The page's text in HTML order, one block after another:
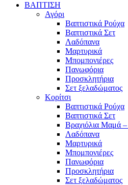
ΒΑΠΤΙΣΗ
Αγόρι
Βαπτιστικά Ρούχα
Βαπτιστικά Σετ
Λαδόπανα
Μαρτυρικά
Μπομπονιέρες
Πανωφόρια
Προσκλητήρια
Σετ ξελαδώματος
Κορίτσι
Βαπτιστικά Ρούχα
Βαπτιστικά Σετ
Βραχιόλια Μαμά
Λαδόπανα
Μαρτυρικά
Μπομπονιέρες
Πανωφόρια
Προσκλητήρια
Σετ ξελαδώματος